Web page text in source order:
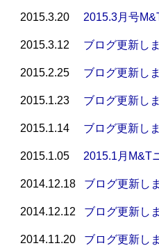
2015.3.202015.3月号
2015.3.12 ブログ更新し
2015.2.25 ブログ更新し
2015.1.23 ブログ更新し
2015.1.14 ブログ更新し
2015.1.05 2015.1月M&T
2014.12.18 ブログ更新し
2014.12.12 ブログ更新し
2014.11.20 ブログ更新し